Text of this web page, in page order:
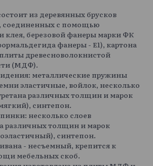
Light Gra
y
100 000 ₽
002 Merino 003 Merino 004
008 Merino 009
из деревянных брусков
соединенных с помощью
клея, березовой фанеры марки ФК
фанеры - Е1), картона
древесноволокнистой
(МДФ).
металлические пружины
эластичные, войлок, несколько
различных толщин и марок
синтепон.
несколько слоев
различных толщин и марок
синтепон.
- несъемный, крепится к
мебельных скоб.